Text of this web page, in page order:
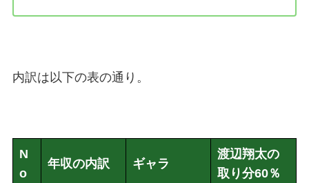
内訳は以下の表の通り。
N
o
年収の内訳 ギャラ
渡辺翔太の
取り分60％